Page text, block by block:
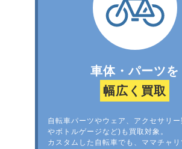
車体・パーツを
幅広く買取
自転車パーツやウェア、アクセサリー
やボトルゲージなど)も買取対象。
カスタムした自転車でも、ママチャ